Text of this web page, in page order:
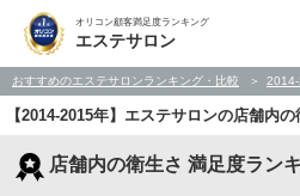
オリコン顧客満足度ランキング
エステサロン
おすすめのエステサロンランキング・比較
【2014-2015年】エステサロンの店舗内
店舗内の衛生さ 満足度ラン